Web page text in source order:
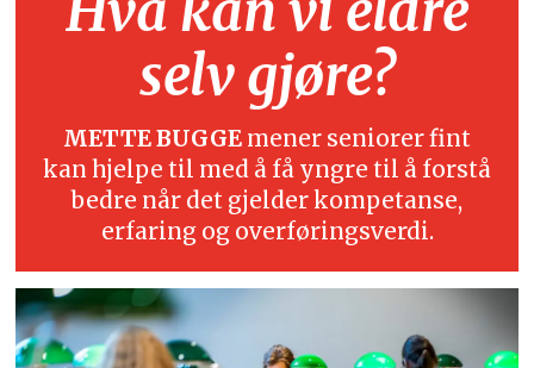
selv gjøre?
METTE BUGGE mener seniorer fint
kan hjelpe til med å få yngre til å forstå
bedre når det gjelder kompetanse,
erfaring og overføringsverdi.